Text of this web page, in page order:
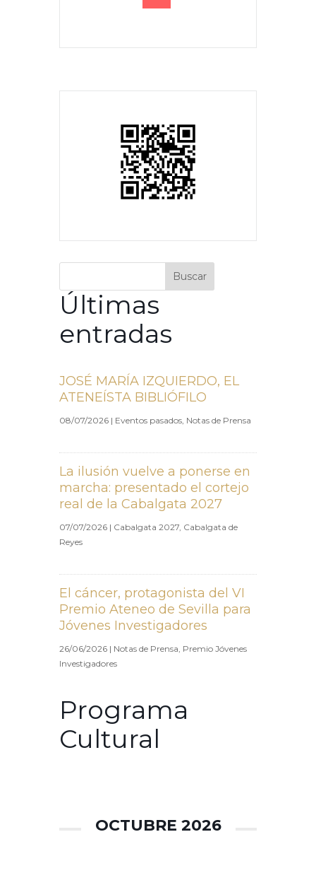
Buscar
Últimas
entradas
JOSÉ MARÍA IZQUIERDO, EL
ATENEÍSTA BIBLIÓFILO
08/07/2026 | Eventos pasados, Notas de Prensa
La ilusión vuelve a ponerse en
marcha: presentado el cortejo
real de la Cabalgata 2027
07/07/2026 | Cabalgata 2027, Cabalgata de
Reyes
El cáncer, protagonista del VI
Premio Ateneo de Sevilla para
Jóvenes Investigadores
26/06/2026 | Notas de Prensa, Premio Jóvenes
Investigadores
Programa
Cultural
OCTUBRE 2026